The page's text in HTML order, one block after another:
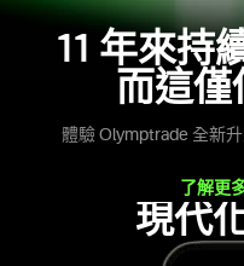
11 年來持
而這僅
體驗 Olymptrade 全新
了解更
現代